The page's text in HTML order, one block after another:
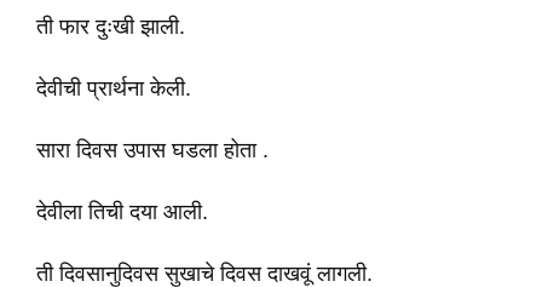
ती फार दुःखी झाली.
देवीची प्रार्थना केली.
सारा दिवस उपास घडला होता .
देवीला तिची दया आली.
ती दिवसानुदिवस सुखाचे दिवस दाखवूं लागली.